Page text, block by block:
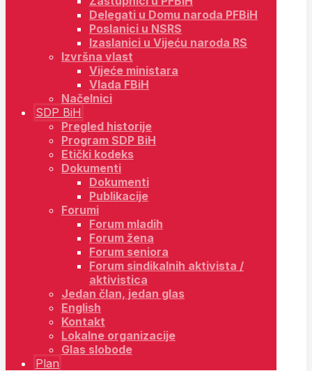
Delegati u Domu naroda PFBiH
Poslanici u NSRS
Izaslanici u Vijeću naroda RS
Izvršna vlast
Vijeće ministara
Vlada FBiH
Načelnici
SDP BiH
Pregled historije
Program SDP BiH
Etički kodeks
Dokumenti
Dokumenti
Publikacije
Forumi
Forum mladih
Forum žena
Forum seniora
Forum sindikalnih aktivista /
aktivistica
Jedan član, jedan glas
English
Kontakt
Lokalne organizacije
Glas slobode
Plan